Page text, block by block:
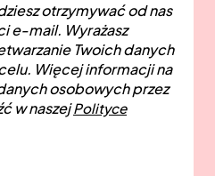
otrzymywać od nas
e-mail. Wyrażasz
Twoich danych
Więcej informacji na
osobowych przez
w naszejPolityce